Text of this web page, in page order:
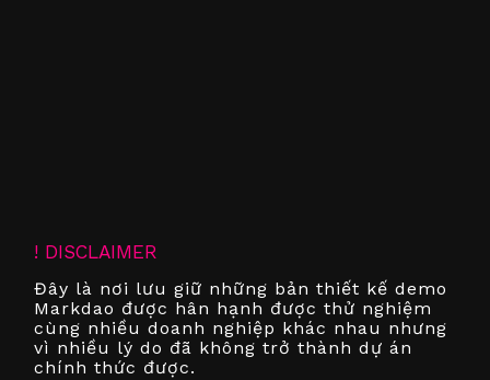
! DISCLAIMER
Đây là nơi lưu giữ những bản thiết kế demo
Markdao được hân hạnh được thử nghiệm
cùng nhiều doanh nghiệp khác nhau nhưng
vì nhiều lý do đã không trở thành dự án
chính thức được.